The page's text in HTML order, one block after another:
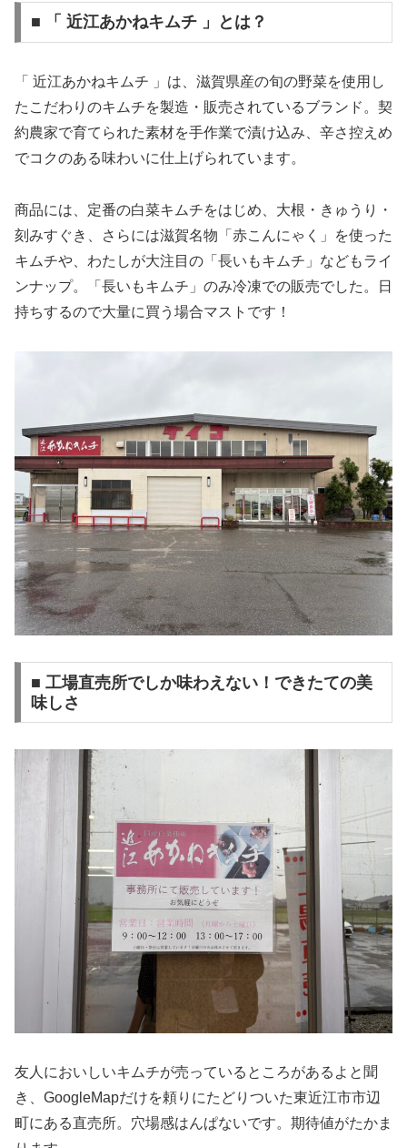
■ 「 近江あかねキムチ 」とは？
「 近江あかねキムチ 」は、滋賀県産の旬の野菜を使用し
たこだわりのキムチを製造・販売されているブランド。契
約農家で育てられた素材を手作業で漬け込み、辛さ控えめ
でコクのある味わいに仕上げられています。
商品には、定番の白菜キムチをはじめ、大根・きゅうり・
刻みすぐき、さらには滋賀名物「赤こんにゃく」を使った
キムチや、わたしが大注目の「長いもキムチ」などもライ
ンナップ。「長いもキムチ」のみ冷凍での販売でした。日
持ちするので大量に買う場合マストです！
■ 工場直売所でしか味わえない！できたての美
味しさ
友人においしいキムチが売っているところがあるよと聞
き、GoogleMapだけを頼りにたどりついた東近江市市辺
町にある直売所。穴場感はんぱないです。期待値がたかま